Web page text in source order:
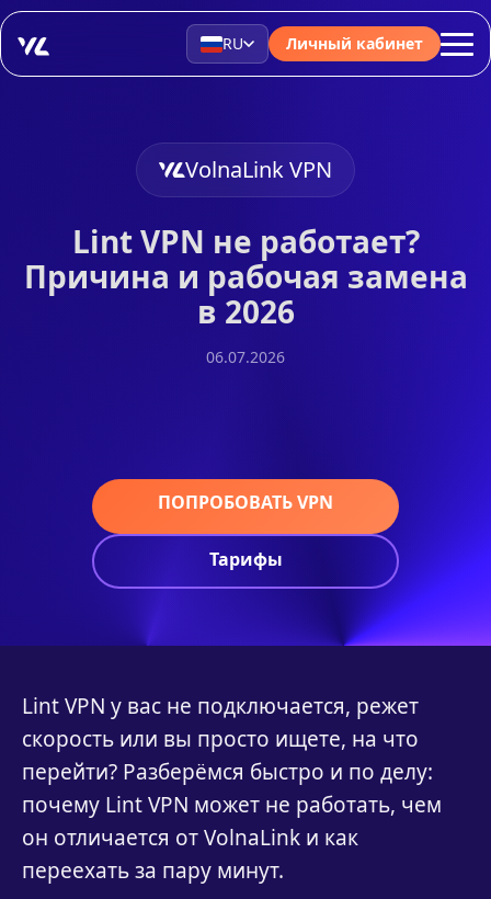
RU Личный кабинет
VolnaLink VPN
Lint VPN не работает?
Причина и рабочая замена
в 2026
06.07.2026
ПОПРОБОВАТЬ VPN
Тарифы
Lint VPN у вас не подключается, режет
скорость или вы просто ищете, на что
перейти? Разберёмся быстро и по делу:
почему Lint VPN может не работать, чем
он отличается от VolnaLink и как
переехать за пару минут.